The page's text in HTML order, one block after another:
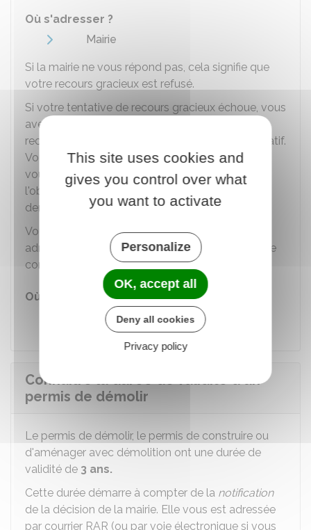
Où s'adresser ?
Mairie
Si la mairie ne vous répond pas, cela signifie que
votre recours gracieux est refusé.
Si votre tentative de recours gracieux échoue, vous
avez un nouveau délai de
recours contentieux devant le tribunal administratif.
Vous devez exposer clairement les raisons qui
vous permettent de justifier votre droit à
l'obtention de l'autorisation d'urbanisme
demandée.
Vous devez saisir, par lettreRAR, le tribunal
administratif dans le ressort duquel se situe votre
commune.
Où s'adresser ?
Tribunal administratif
Connaitre la durée de validité d'un
permis de démolir
Le permis de démolir, le permis de construire ou
d'aménager avec démolition ont une durée de
validité de 3 ans.
Cette durée démarre à compter de la notification
de la décision de la mairie. Elle vous est adressée
par courrier RAR (ou par voie électronique si vous
This site uses cookies and
gives you control over what
you want to activate
Personalize
OK, accept all
Deny all cookies
Privacy policy